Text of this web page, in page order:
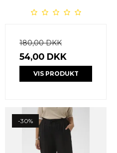
180,00 DKK
54,00 DKK
VIS PRODUKT
-30%